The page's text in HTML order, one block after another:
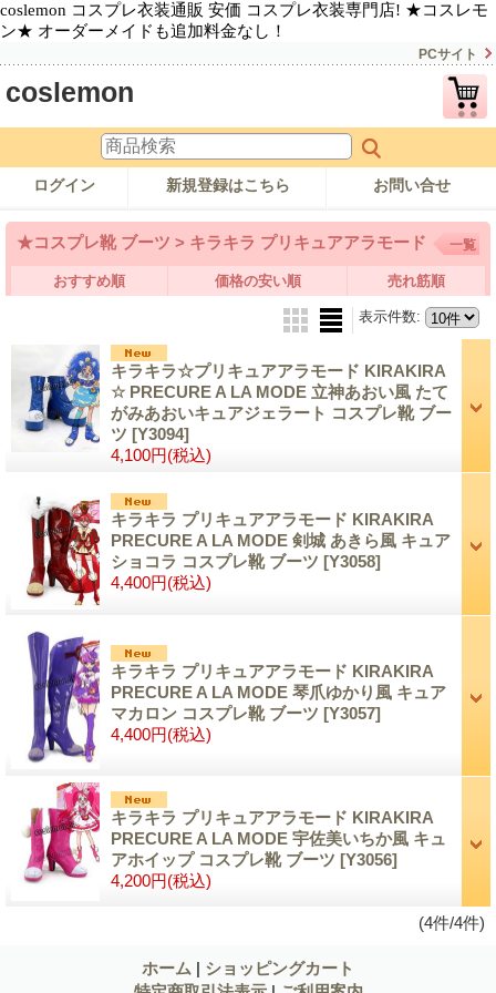
coslemon コスプレ衣装通販 安価 コスプレ衣装専門店! ★コスレモ
ン★ オーダーメイドも追加料金なし！
PCサイト
coslemon
ログイン 新規登録はこちら お問い合せ
★コスプレ靴 ブーツ > キラキラ プリキュアアラモード 一覧
おすすめ順 価格の安い順 売れ筋順
表示件数:
キラキラ☆プリキュアアラモード KIRAKIRA
☆ PRECURE A LA MODE 立神あおい風 たて
がみあおいキュアジェラート コスプレ靴 ブー
ツ [Y3094]
4,100円(税込)
キラキラ プリキュアアラモード KIRAKIRA
PRECURE A LA MODE 剣城 あきら風 キュア
ショコラ コスプレ靴 ブーツ [Y3058]
4,400円(税込)
キラキラ プリキュアアラモード KIRAKIRA
PRECURE A LA MODE 琴爪ゆかり風 キュア
マカロン コスプレ靴 ブーツ [Y3057]
4,400円(税込)
キラキラ プリキュアアラモード KIRAKIRA
PRECURE A LA MODE 宇佐美いちか風 キュ
アホイップ コスプレ靴 ブーツ [Y3056]
4,200円(税込)
(4件/4件)
ホーム | ショッピングカート